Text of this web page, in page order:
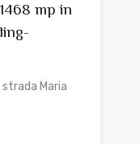
mp in
Maria